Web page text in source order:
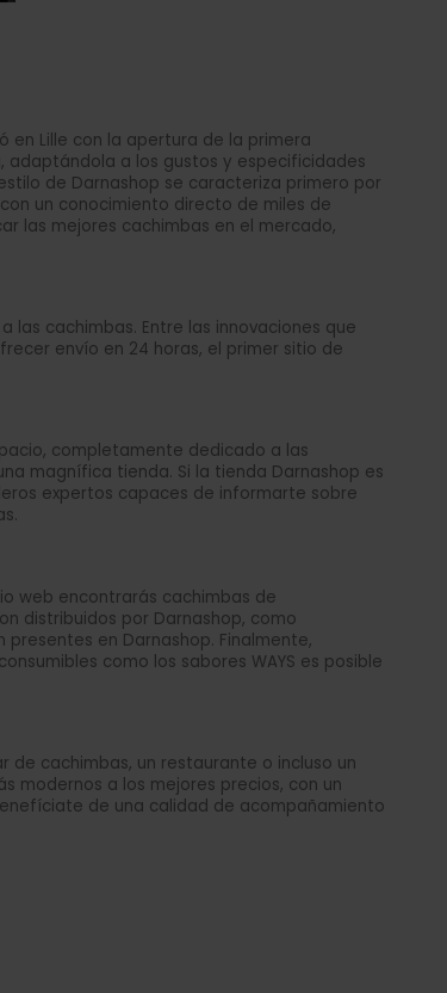
en Lille con la apertura de la primera
a los gustos y especificidades
de Darnashop se caracteriza primero por
un conocimiento directo de miles de
las mejores cachimbas en el mercado,
las cachimbas. Entre las innovaciones que
envío en 24 horas, el primer sitio de
completamente dedicado a las
magnífica tienda. Si la tienda Darnashop es
expertos capaces de informarte sobre
web encontrarás cachimbas de
distribuidos por Darnashop, como
presentes en Darnashop. Finalmente,
como los sabores WAYS es posible
de cachimbas, un restaurante o incluso un
modernos a los mejores precios, con un
de una calidad de acompañamiento